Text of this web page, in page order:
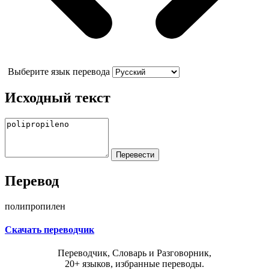
Выберите язык перевода
Исходный текст
Перевод
полипропилен
Скачать переводчик
Переводчик, Словарь и Разговорник,
20+ языков, избранные переводы.